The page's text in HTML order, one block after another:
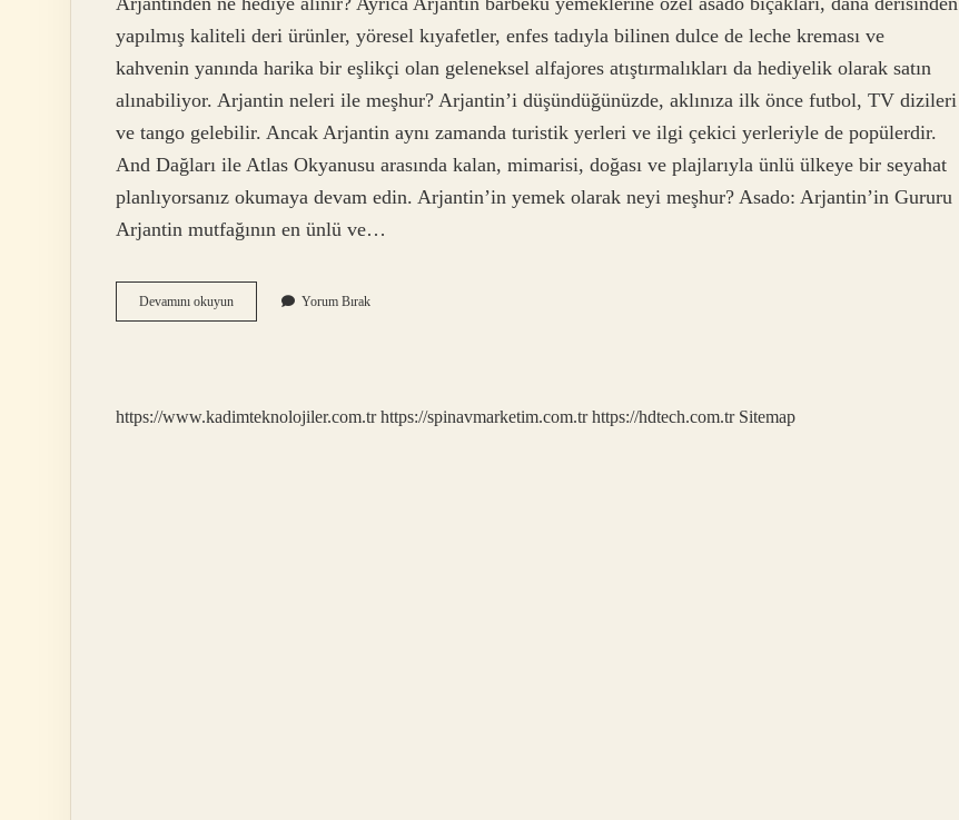
yapılmış kaliteli deri ürünler, yöresel kıyafetler, enfes tadıyla bilinen dulce de leche kreması ve
kahvenin yanında harika bir eşlikçi olan geleneksel alfajores atıştırmalıkları da hediyelik olarak satın
alınabiliyor. Arjantin neleri ile meşhur? Arjantin’i düşündüğünüzde, aklınıza ilk önce futbol, ​​TV dizileri
ve tango gelebilir. Ancak Arjantin aynı zamanda turistik yerleri ve ilgi çekici yerleriyle de popülerdir.
And Dağları ile Atlas Okyanusu arasında kalan, mimarisi, doğası ve plajlarıyla ünlü ülkeye bir seyahat
planlıyorsanız okumaya devam edin. Arjantin’in yemek olarak neyi meşhur? Asado: Arjantin’in Gururu
Arjantin mutfağının en ünlü ve…
Devamını okuyunArjantinden
Ne
Yorum Bırak
https://www.kadimteknolojiler.com.tr https://spinavmarketim.com.tr https://hdtech.com.tr Sitemap